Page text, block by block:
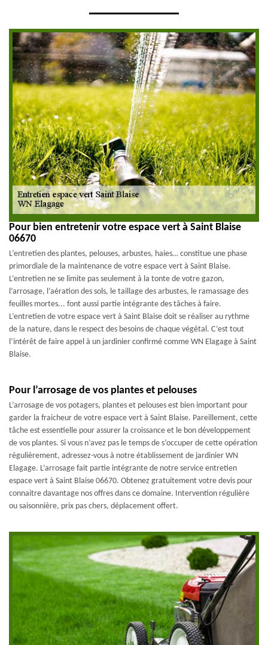
Pour bien entretenir votre espace vert à Saint Blaise
06670
L’entretien des plantes, pelouses, arbustes, haies… constitue une phase
primordiale de la maintenance de votre espace vert à Saint Blaise.
L’entretien ne se limite pas seulement à la tonte de votre gazon,
l’arrosage, l’aération des sols, le taillage des arbustes, le ramassage des
feuilles mortes... font aussi partie intégrante des tâches à faire.
L’entretien de votre espace vert à Saint Blaise doit se réaliser au rythme
de la nature, dans le respect des besoins de chaque végétal. C’est tout
l’intérêt de faire appel à un jardinier confirmé comme WN Elagage à Saint
Blaise.
Pour l’arrosage de vos plantes et pelouses
L’arrosage de vos potagers, plantes et pelouses est bien important pour
garder la fraicheur de votre espace vert à Saint Blaise. Pareillement, cette
tâche est essentielle pour assurer la croissance et le bon développement
de vos plantes. Si vous n’avez pas le temps de s’occuper de cette opération
régulièrement, adressez-vous à notre établissement de jardinier WN
Elagage. L’arrosage fait partie intégrante de notre service entretien
espace vert à Saint Blaise 06670. Obtenez gratuitement votre devis pour
connaitre davantage nos offres dans ce domaine. Intervention régulière
ou saisonnière, prix pas chers, déplacement offert.